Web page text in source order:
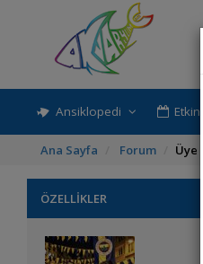
Ansiklopedi
Ana Sayfa Forum Üye
ÖZELLİKLER